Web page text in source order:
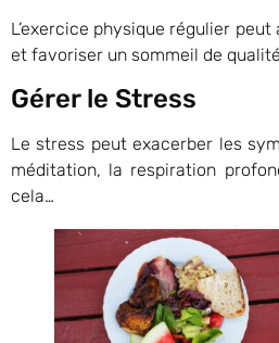
L’exercice physique régulier
et favoriser un sommeil de
Gérer le Stress
Le stress peut exacerber les
méditation, la respiration
cela…